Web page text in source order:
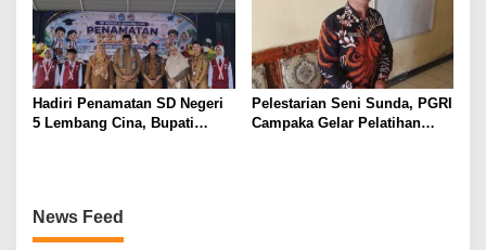
Hadiri Penamatan SD Negeri
5 Lembang Cina, Bupati
Pelestarian Seni Sunda, PGRI
Campaka Gelar Pelatihan
News Feed